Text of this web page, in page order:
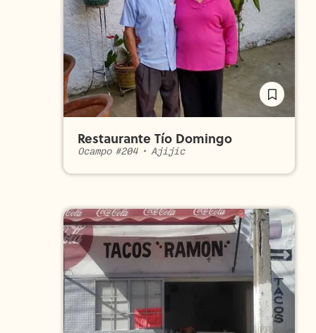
Restaurante Tío Domingo
Ocampo #204• Ajijic